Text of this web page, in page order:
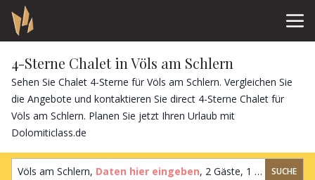
4-Sterne Chalet in Völs am Schlern
Sehen Sie Chalet 4-Sterne für Völs am Schlern. Vergleichen Sie
die Angebote und kontaktieren Sie direct 4-Sterne Chalet für
Völs am Schlern. Planen Sie jetzt Ihren Urlaub mit
Dolomiticlass.de
Völs am Schlern, Daten hier eingeben, 2 Gäste, 1 Zimmer SUCHE